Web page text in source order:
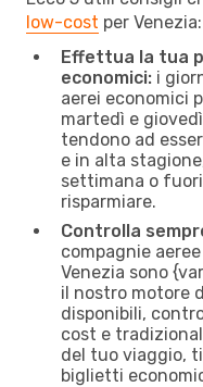
low-cost per Venezia:
Effettua la tua
economici: i
aerei economici
martedì e
tendono ad
e in alta
settimana o
risparmiare.
Controlla
compagnie
Venezia sono
il nostro motore
disponibili,
cost e
del tuo viaggio,
biglietti